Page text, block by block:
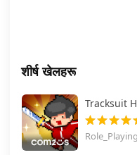
शीर्ष खेलहरू
Tracksuit